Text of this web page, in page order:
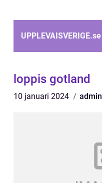
UPPLEVAISVERIGE.se
loppis gotland
10 januari 2024 admin